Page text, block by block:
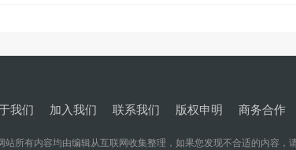
我们 加入我们 联系我们 版权申明 商务合作
站所有内容均由编辑从互联网收集整理，如果您发现不合适的内容，